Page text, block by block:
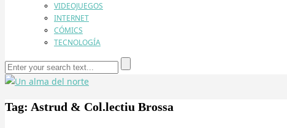
VIDEOJUEGOS
INTERNET
CÓMICS
TECNOLOGÍA
Tag: Astrud & Col.lectiu Brossa